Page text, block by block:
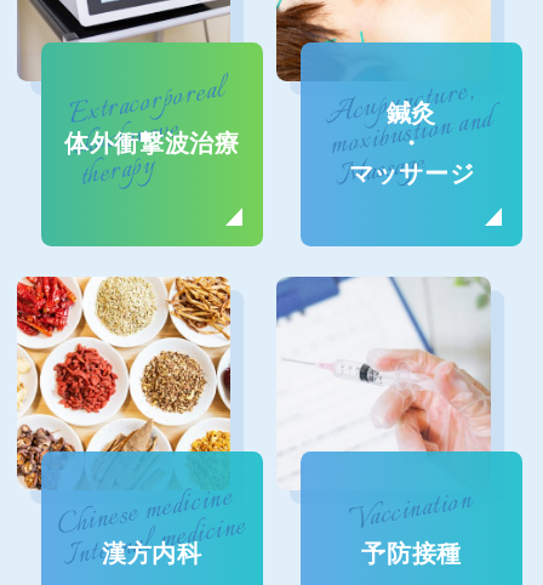
Extracorporeal
shockwave
therapy
体外衝撃波治療
Acupuncture,
moxibustion and
Massage
鍼灸
・
マッサージ
Chinese medicine
Internal medicine
漢方内科
Vaccination
予防接種